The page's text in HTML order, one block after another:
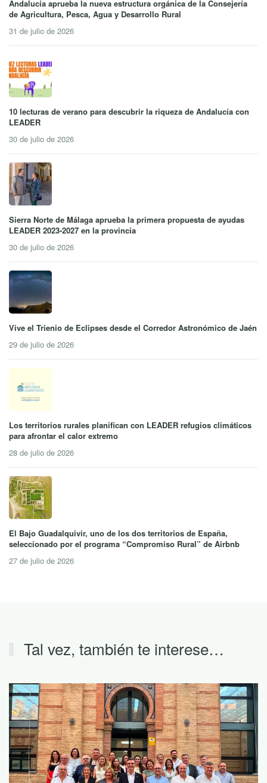
Andalucía aprueba la nueva estructura orgánica de la Consejería
de Agricultura, Pesca, Agua y Desarrollo Rural
31 de julio de 2026
10 lecturas de verano para descubrir la riqueza de Andalucía con
LEADER
30 de julio de 2026
Sierra Norte de Málaga aprueba la primera propuesta de ayudas
LEADER 2023-2027 en la provincia
30 de julio de 2026
Vive el Trienio de Eclipses desde el Corredor Astronómico de Jaén
29 de julio de 2026
Los territorios rurales planifican con LEADER refugios climáticos
para afrontar el calor extremo
28 de julio de 2026
El Bajo Guadalquivir, uno de los dos territorios de España,
seleccionado por el programa “Compromiso Rural” de Airbnb
27 de julio de 2026
Tal vez, también te interese…